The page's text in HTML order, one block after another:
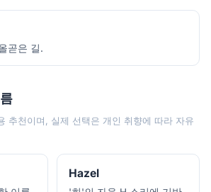
곧은 길.
추천이며, 실제 선택은 개인 취향에 따라 자유
Hazel